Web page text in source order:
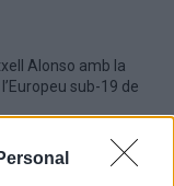
Alonso amb la
sub-19 de